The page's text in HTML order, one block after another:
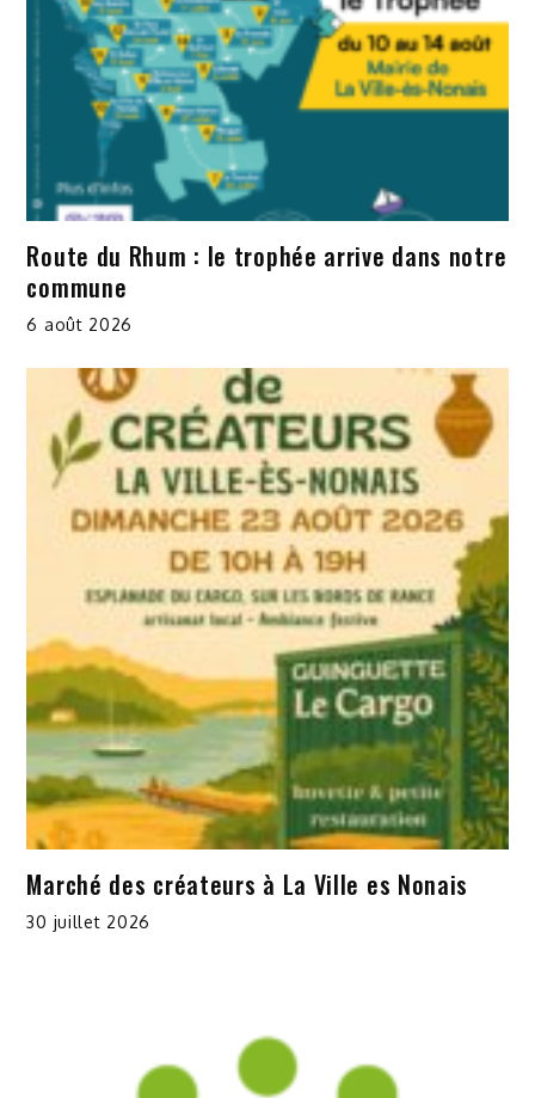
Route du Rhum : le trophée arrive dans notre
commune
6 août 2026
Marché des créateurs à La Ville es Nonais
30 juillet 2026